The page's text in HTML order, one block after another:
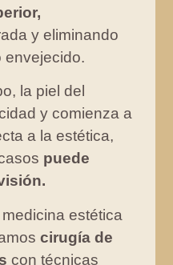
y eliminando
envejecido.
la piel del
y comienza a
a la estética,
puede
estética
cirugía de
con técnicas